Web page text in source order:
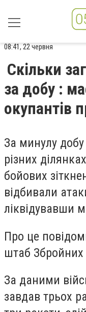
08:41, 22 червня
Скільки
за добу :
окупантів
За минулу добу
різних
бойових
відбивали
ліквідувавши
Про це
штаб Збройних
За даними
завдав трьох